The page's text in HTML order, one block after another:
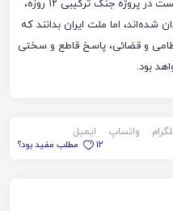
دانست و تأکید کرد: دشمنان پس از شکست در پروژه جنگ ترکیبی ۱۲ روزه،
شده‌اند، اما ملت ایران بدانند که
و قضائی، پاسخ قاطع و سختی
بود.
واتساپ
ایمیل
12
مطلب مفید بود؟